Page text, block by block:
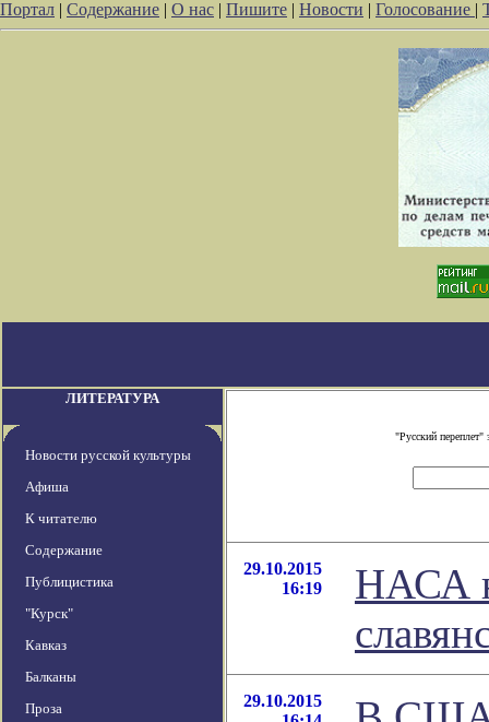
Портал | Содержание | О нас | Пишите | Новости | Голосование |
ЛИТЕРАТУРА
Новости русской культуры
Афиша
К читателю
Содержание
Публицистика
"Курск"
Кавказ
Балканы
Проза
"Русский
29.10.2015
16:19
НАСА
29.10.2015